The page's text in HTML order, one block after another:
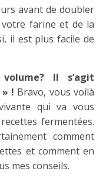
avant de doubler
votre farine et de la
il est plus facile de
Il s’agit
! Bravo, vous voilà
qui va vous
fermentées.
comment
et comment en
mes conseils.